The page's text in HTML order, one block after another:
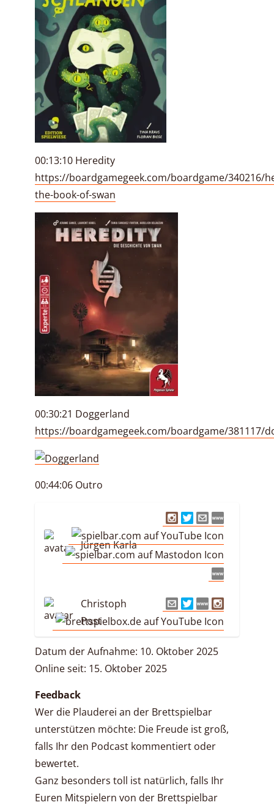
00:13:10 Heredity
https://boardgamegeek.com/boardgame/340216/
the-book-of-swan
00:30:21 Doggerland
https://boardgamegeek.com/boardgame/381117/
00:44:06 Outro
Jürgen Karla
Christoph
Post
Datum der Aufnahme: 10. Oktober 2025
Online seit: 15. Oktober 2025
Feedback
Wer die Plauderei an der Brettspielbar
unterstützen möchte: Die Freude ist groß,
falls Ihr den Podcast kommentiert oder
bewertet.
Ganz besonders toll ist natürlich, falls Ihr
Euren Mitspielern von der Brettspielbar